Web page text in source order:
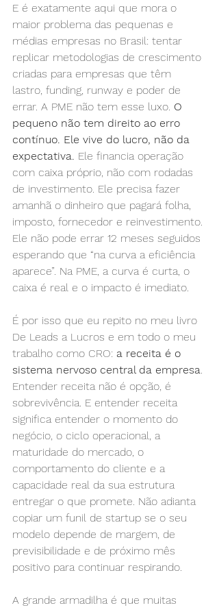
E é exatamente aqui que mora o
maior problema das pequenas e
médias empresas no Brasil: tentar
replicar metodologias de crescimento
criadas para empresas que têm
lastro, funding, runway e poder de
errar. A PME não tem esse luxo. O
pequeno não tem direito ao erro
contínuo. Ele vive do lucro, não da
expectativa. Ele financia operação
com caixa próprio, não com rodadas
de investimento. Ele precisa fazer
amanhã o dinheiro que pagará folha,
imposto, fornecedor e reinvestimento.
Ele não pode errar 12 meses seguidos
esperando que “na curva a eficiência
aparece”. Na PME, a curva é curta, o
caixa é real e o impacto é imediato.
É por isso que eu repito no meu livro
De Leads a Lucros e em todo o meu
trabalho como CRO: a receita é o
sistema nervoso central da empresa
Entender receita não é opção, é
sobrevivência. E entender receita
significa entender o momento do
negócio, o ciclo operacional, a
maturidade do mercado, o
comportamento do cliente e a
capacidade real da sua estrutura
entregar o que promete. Não adianta
copiar um funil de startup se o seu
modelo depende de margem, de
previsibilidade e de próximo mês
positivo para continuar respirando.
A grande armadilha é que muitas